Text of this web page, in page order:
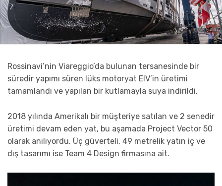
Rossinavi’nin Viareggio’da bulunan tersanesinde bir
süredir yapımı süren lüks motoryat EIV’in üretimi
tamamlandı ve yapılan bir kutlamayla suya indirildi.
2018 yılında Amerikalı bir müşteriye satılan ve 2 senedir
üretimi devam eden yat, bu aşamada Project Vector 50
olarak anılıyordu. Üç güverteli, 49 metrelik yatın iç ve
dış tasarımı ise Team 4 Design firmasına ait.